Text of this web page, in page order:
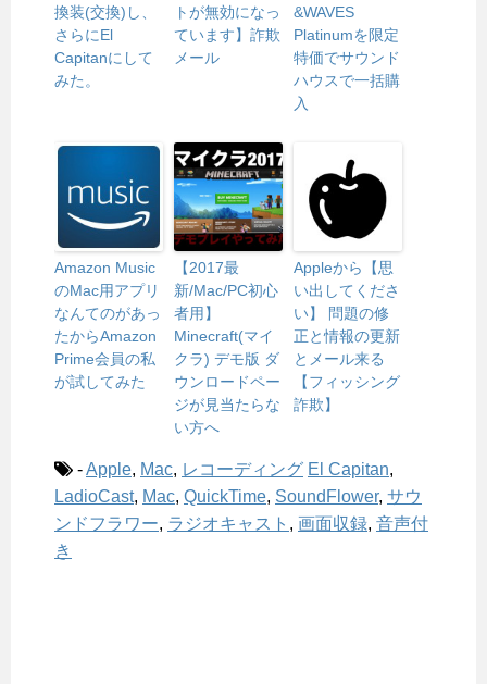
換装(交換)し、
さらにEl
Capitanにして
みた。
トが無効になっ
ています】詐欺
メール
&WAVES
Platinumを限定
特価でサウンド
ハウスで一括購
入
Amazon Music
のMac用アプリ
なんてのがあっ
たからAmazon
Prime会員の私
が試してみた
【2017最
新/Mac/PC初心
者用】
Minecraft(マイ
クラ) デモ版 ダ
ウンロードペー
ジが見当たらな
い方へ
Appleから【思
い出してくださ
い】 問題の修
正と情報の更新
とメール来る
【フィッシング
詐欺】
-Apple, Mac, レコーディング El Capitan,
LadioCast, Mac, QuickTime, SoundFlower, サウ
ンドフラワー, ラジオキャスト , 画面収録, 音声付
き